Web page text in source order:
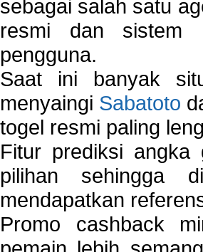
sebagai salah satu
resmi dan sistem
pengguna.
Saat ini banyak
menyaingi Sabatoto
togel resmi paling
Fitur prediksi
pilihan sehingga
mendapatkan
Promo cashback